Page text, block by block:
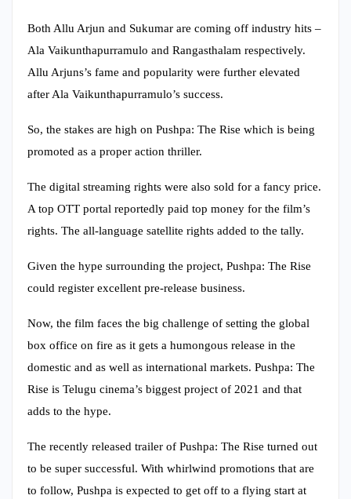
Both Allu Arjun and Sukumar are coming off industry hits –
Ala Vaikunthapurramulo and Rangasthalam respectively.
Allu Arjuns’s fame and popularity were further elevated
after Ala Vaikunthapurramulo’s success.
So, the stakes are high on Pushpa: The Rise which is being
promoted as a proper action thriller.
The digital streaming rights were also sold for a fancy price.
A top OTT portal reportedly paid top money for the film’s
rights. The all-language satellite rights added to the tally.
Given the hype surrounding the project, Pushpa: The Rise
could register excellent pre-release business.
Now, the film faces the big challenge of setting the global
box office on fire as it gets a humongous release in the
domestic and as well as international markets. Pushpa: The
Rise is Telugu cinema’s biggest project of 2021 and that
adds to the hype.
The recently released trailer of Pushpa: The Rise turned out
to be super successful. With whirlwind promotions that are
to follow, Pushpa is expected to get off to a flying start at